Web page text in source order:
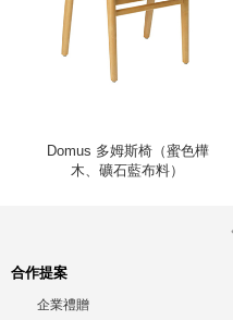
Domus 多姆斯椅（蜜色樺
木、礦石藍布料）
合作提案
企業禮贈